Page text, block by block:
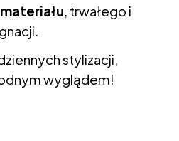
, trwałego i
stylizacji,
wyglądem!